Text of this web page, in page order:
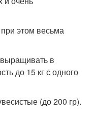
этом весьма
в
до 15 кг с одного
(до 200 гр).